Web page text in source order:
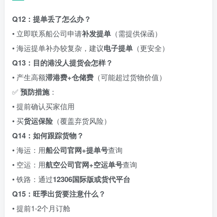
Q12：提单丢了怎么办？
• 立即联系船公司申请补发提单 （需提供保函）
• 海运提单补办较复杂，建议电子提单 （更安全）
Q13：目的港没人提货会怎样？
• 产生高额滞港费+仓储费 （可能超过货物价值）
✅预防措施：
• 提前确认买家信用
• 买货运保险 （覆盖弃货风险）
Q14：如何跟踪货物？
• 海运：用船公司官网+提单号查询
• 空运：用航空公司官网+空运单号查询
• 铁路：通过12306国际版或货代平台
Q15：旺季出货要注意什么？
• 提前1-2个月订舱